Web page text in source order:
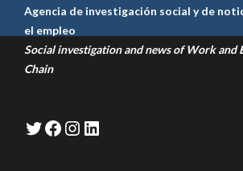
Agencia de investigación social y de
el empleo
Social investigation and news of Work and
Chain
Twitter
Facebook
Instagram
LinkedIn